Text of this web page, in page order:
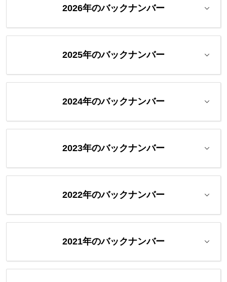
2026年のバックナンバー
2025年のバックナンバー
2024年のバックナンバー
2023年のバックナンバー
2022年のバックナンバー
2021年のバックナンバー